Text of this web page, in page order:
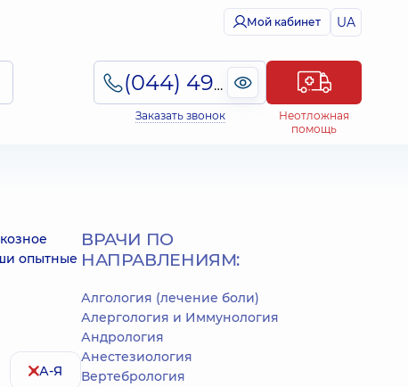
Мой кабинет UA
(044) 495-2-888
Заказать звонок
Неотложная
помощь
опытные
А-Я
ВРАЧИ ПО
НАПРАВЛЕНИЯМ:
Алгология (лечение боли)
Алергология и Иммунология
Андрология
Анестезиология
Вертебрология